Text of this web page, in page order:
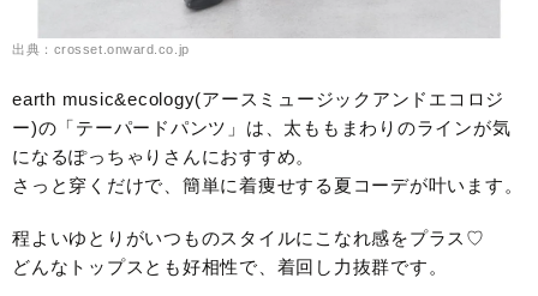
出典：crosset.onward.co.jp
earth music&ecology(アースミュージックアンドエコロジ
ー)の「テーパードパンツ」は、太ももまわりのラインが気
になるぽっちゃりさんにおすすめ。
さっと穿くだけで、簡単に着痩せする夏コーデが叶います。
程よいゆとりがいつものスタイルにこなれ感をプラス♡
どんなトップスとも好相性で、着回し力抜群です。